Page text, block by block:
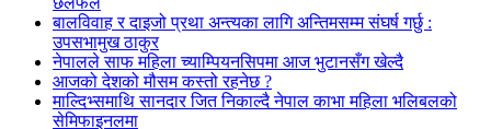
बालविवाह र दाइजो प्रथा अन्त्यका लागि अन्तिमसम्म संघर्ष गर्छु :
उपसभामुख ठाकुर
नेपालले साफ महिला च्याम्पियनसिपमा आज भुटानसँग खेल्दै
आजको देशको मौसम कस्तो रहनेछ ?
माल्दिभ्समाथि सानदार जित निकाल्दै नेपाल काभा महिला भलिबलको
सेमिफाइनलमा